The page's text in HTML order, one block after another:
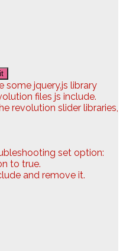
some jquery.js library
files js include.
revolution slider libraries,
set option:
to true.
and remove it.